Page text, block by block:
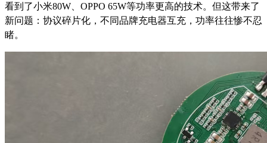
看到了小米80W、OPPO 65W等功率更高的技术。但这带来了
新问题：协议碎片化，不同品牌充电器互充，功率往往惨不忍
睹。